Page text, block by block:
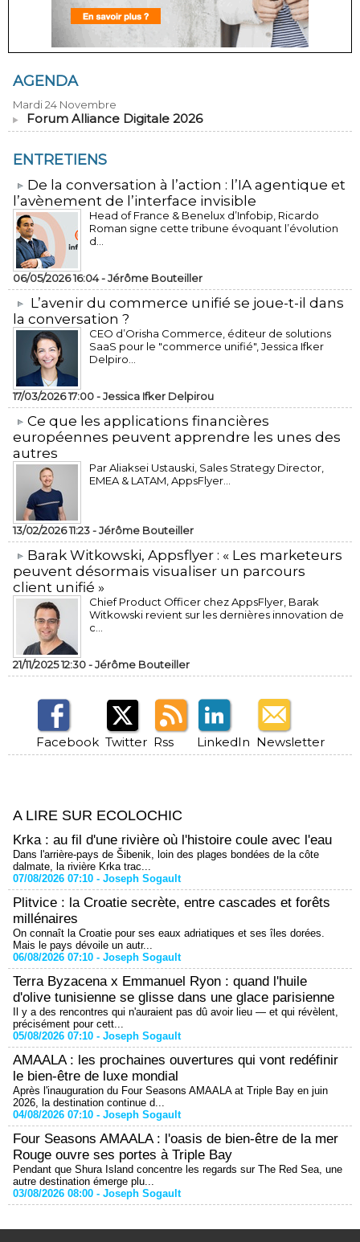
AGENDA
Mardi 24 Novembre
Forum Alliance Digitale 2026
ENTRETIENS
​De la conversation à l’action : l’IA agentique et
l’avènement de l’interface invisible
Head of France & Benelux d’Infobip, Ricardo
Roman signe cette tribune évoquant l’évolution
d...
06/05/2026 16:04 -Jérôme Bouteiller
L’avenir du commerce unifié se joue-t-il dans
la conversation ?
CEO d’Orisha Commerce, éditeur de solutions
SaaS pour le "commerce unifié", Jessica Ifker
Delpiro...
17/03/2026 17:00 -Jessica Ifker Delpirou
​Ce que les applications financières
européennes peuvent apprendre les unes des
autres
Par Aliaksei Ustauski, Sales Strategy Director,
EMEA & LATAM, AppsFlyer...
13/02/2026 11:23 -Jérôme Bouteiller
​Barak Witkowski, Appsflyer : « Les marketeurs
peuvent désormais visualiser un parcours
client unifié »
Chief Product Officer chez AppsFlyer, ​Barak
Witkowski revient sur les dernières innovation de
c...
21/11/2025 12:30 -Jérôme Bouteiller
Facebook Twitter Rss LinkedIn Newsletter
A LIRE SUR ECOLOCHIC
Krka : au fil d'une rivière où l'histoire coule avec l'eau
Dans l'arrière-pays de Šibenik, loin des plages bondées de la côte
dalmate, la rivière Krka trac...
07/08/2026 07:10 - Joseph Sogault
Plitvice : la Croatie secrète, entre cascades et forêts
millénaires
On connaît la Croatie pour ses eaux adriatiques et ses îles dorées.
Mais le pays dévoile un autr...
06/08/2026 07:10 - Joseph Sogault
Terra Byzacena x Emmanuel Ryon : quand l'huile
d'olive tunisienne se glisse dans une glace parisienne
Il y a des rencontres qui n'auraient pas dû avoir lieu — et qui révèlent,
précisément pour cett...
05/08/2026 07:10 - Joseph Sogault
AMAALA : les prochaines ouvertures qui vont redéfinir
le bien-être de luxe mondial
Après l'inauguration du Four Seasons AMAALA at Triple Bay en juin
2026, la destination continue d...
04/08/2026 07:10 - Joseph Sogault
Four Seasons AMAALA : l'oasis de bien-être de la mer
Rouge ouvre ses portes à Triple Bay
Pendant que Shura Island concentre les regards sur The Red Sea, une
autre destination émerge plu...
03/08/2026 08:00 - Joseph Sogault